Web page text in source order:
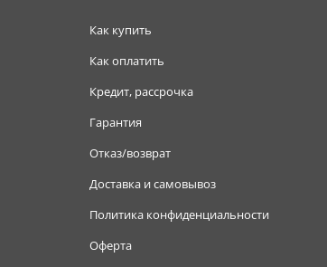
Как купить
Как оплатить
Кредит, рассрочка
Гарантия
Отказ/возврат
Доставка и самовывоз
Политика конфиденциальности
Оферта